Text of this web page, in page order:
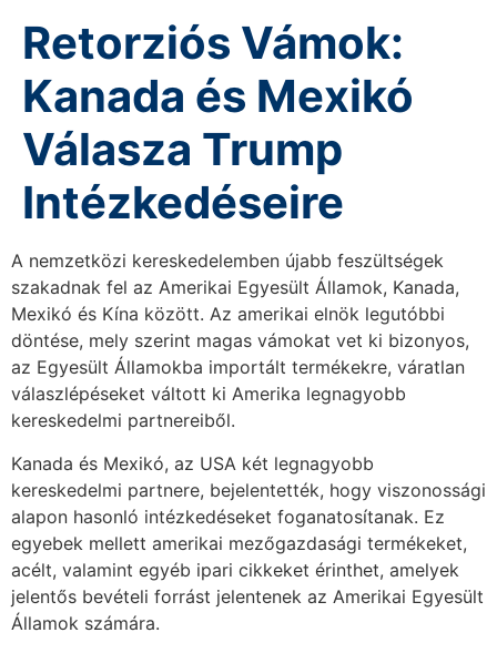
Retorziós Vámok:
Kanada és Mexikó
Válasza Trump
Intézkedéseire
A nemzetközi kereskedelemben újabb feszültségek
szakadnak fel az Amerikai Egyesült Államok, Kanada,
Mexikó és Kína között. Az amerikai elnök legutóbbi
döntése, mely szerint magas vámokat vet ki bizonyos,
az Egyesült Államokba importált termékekre, váratlan
válaszlépéseket váltott ki Amerika legnagyobb
kereskedelmi partnereiből.
Kanada és Mexikó, az USA két legnagyobb
kereskedelmi partnere, bejelentették, hogy viszonossági
alapon hasonló intézkedéseket foganatosítanak. Ez
egyebek mellett amerikai mezőgazdasági termékeket,
acélt, valamint egyéb ipari cikkeket érinthet, amelyek
jelentős bevételi forrást jelentenek az Amerikai Egyesült
Államok számára.